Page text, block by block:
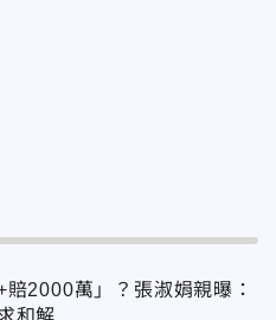
賠2000萬」？張淑娟親曝：